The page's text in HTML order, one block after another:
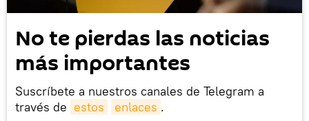
No te pierdas las noticias
más importantes
Suscríbete a nuestros canales de Telegram a
través de estos enlaces .